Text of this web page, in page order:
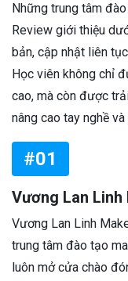
Những trung tâm
Review giới thiệu
bản, cập nhật liên
Học viên không chỉ
cao, mà còn được
nâng cao tay nghề
#01
Vương Lan
Vương Lan Linh
trung tâm đào tạo
luôn mở cửa chào